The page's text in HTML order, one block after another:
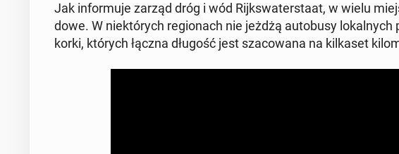
Jak in­for­mu­je zarząd dróg i wód Rijk­swa­ter­sta­at, w wielu
do­we. W nie­któ­rych re­gio­nach nie jeżdżą au­to­bu­sy
korki, których łączna długość jest sza­co­wa­na na kil­ka­set